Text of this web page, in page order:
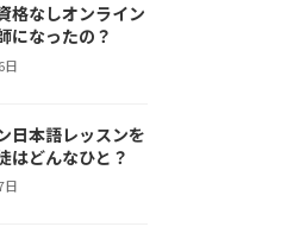
格なしオンライン
になったの？
日
日本語レッスンを
はどんなひと？
日